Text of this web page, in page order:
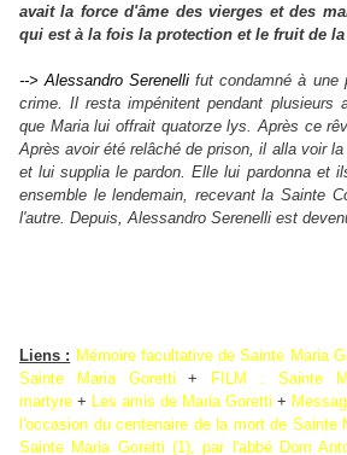
avait la force d'âme des vierges et des
qui est à la fois la protection et le fruit de
--> Alessandro Serenellifut condamné à une
crime. Il resta impénitent pendant plusieurs
que Maria lui offrait quatorze lys. Après ce
Après avoir été relâché de prison, il alla voir
et lui supplia le pardon. Elle lui pardonna et
ensemble le lendemain, recevant la Sainte
l'autre. Depuis, Alessandro Serenelli est
Liens : Mémoire facultative de Sainte Maria
Sainte Maria Goretti +
FILM : Sainte
martyre + Les amis de Maria Goretti +
l'occasion du centenaire de la mort de Sainte
Sainte Maria Goretti (1), par l'abbé Dom